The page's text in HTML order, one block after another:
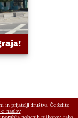
in prijatelji društva. Če želite
e-naslov
nobenih piškotov, tako